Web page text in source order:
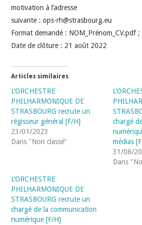
motivation à l’adresse
suivante : ops-rh@strasbourg.eu
Format demandé : NOM_Prénom_CV.pdf
Date de clôture : 21 août 2022
Articles similaires
L’ORCHESTRE
PHILHARMONIQUE DE
STRASBOURG recrute un
régisseur général [F/H]
23/01/2023
Dans "Non classé"
chargé
médias
31/08/
Dans
L’ORCHESTRE
PHILHARMONIQUE DE
STRASBOURG recrute un
chargé de la communication
numérique [F/H]